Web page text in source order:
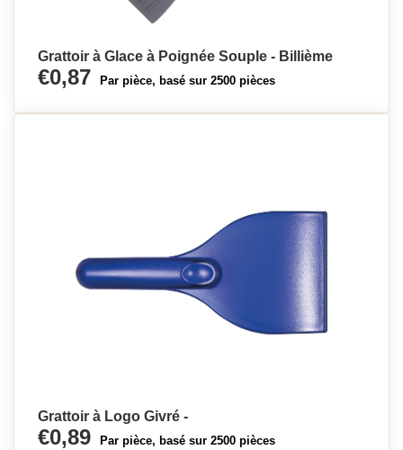
Grattoir à Glace à Poignée Souple - Billième
€0,87 Par pièce, basé sur 2500 pièces
Grattoir à Logo Givré -
€0,89 Par pièce, basé sur 2500 pièces